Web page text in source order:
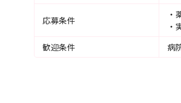
応募条件
・
・
歓迎条件
病